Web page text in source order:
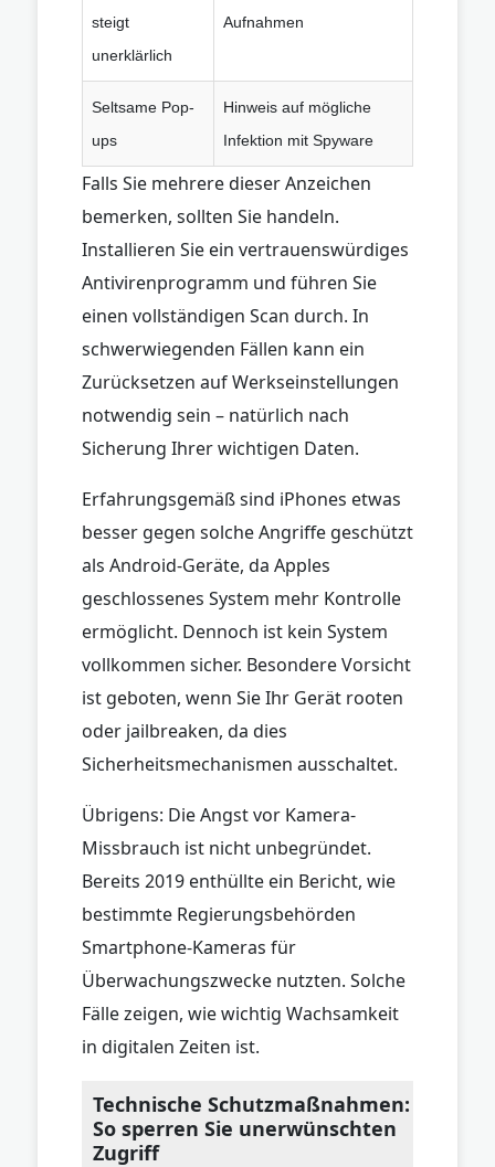
steigt
unerklärlich
Aufnahmen
Seltsame Pop-
ups
Hinweis auf mögliche
Infektion mit Spyware
Falls Sie mehrere dieser Anzeichen
bemerken, sollten Sie handeln.
Installieren Sie ein vertrauenswürdiges
Antivirenprogramm und führen Sie
einen vollständigen Scan durch. In
schwerwiegenden Fällen kann ein
Zurücksetzen auf Werkseinstellungen
notwendig sein – natürlich nach
Sicherung Ihrer wichtigen Daten.
Erfahrungsgemäß sind iPhones etwas
besser gegen solche Angriffe geschützt
als Android-Geräte, da Apples
geschlossenes System mehr Kontrolle
ermöglicht. Dennoch ist kein System
vollkommen sicher. Besondere Vorsicht
ist geboten, wenn Sie Ihr Gerät rooten
oder jailbreaken, da dies
Sicherheitsmechanismen ausschaltet.
Übrigens: Die Angst vor Kamera-
Missbrauch ist nicht unbegründet.
Bereits 2019 enthüllte ein Bericht, wie
bestimmte Regierungsbehörden
Smartphone-Kameras für
Überwachungszwecke nutzten. Solche
Fälle zeigen, wie wichtig Wachsamkeit
in digitalen Zeiten ist.
Technische Schutzmaßnahmen:
So sperren Sie unerwünschten
Zugriff